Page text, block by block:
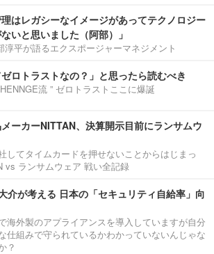
理はレガシーなイメージがあってテクノロジー
いと思いました（阿部）」
淳平が語るエクスポージャーマネジメント
ゼロトラストなの？」と思ったら読むべき
流 ” ゼロトラストここに爆誕
ーカーNITTAN、決算開示目前にランサムウ
してタイムカードを押せないことからはじまっ
vs ランサムウェア 戦い全記録
介が考える 日本の「セキュリティ自給率」向
海外製のアプライアンスを導入していますが自分
仕組みで守られているかわかっていないんじゃな
？